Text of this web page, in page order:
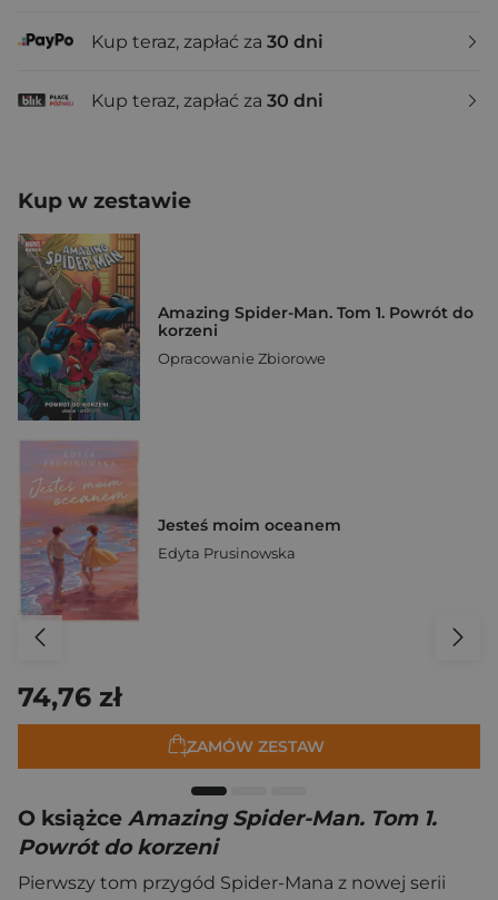
Kup teraz, zapłać za 30 dni
Kup teraz, zapłać za 30 dni
Kup w zestawie
Amazing Spider-Man. Tom 1. Powrót do
korzeni
Opracowanie Zbiorowe
Jesteś moim oceanem
Edyta Prusinowska
74,76 zł
ZAMÓW ZESTAW
O książce Amazing Spider-Man. Tom 1.
Powrót do korzeni
Pierwszy tom przygód Spider-Mana z nowej serii